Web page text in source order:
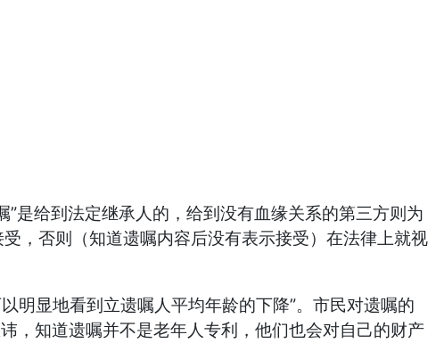
给到法定继承人的，给到没有血缘关系的第三方则为
，否则（知道遗嘱内容后没有表示接受）在法律上就视
显地看到立遗嘱人平均年龄的下降”。市民对遗嘱的
，知道遗嘱并不是老年人专利，他们也会对自己的财产